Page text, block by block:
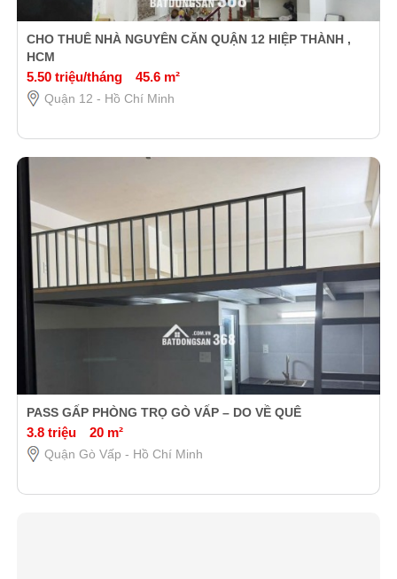
CHO THUÊ NHÀ NGUYÊN CĂN QUẬN 12 HIỆP THÀNH ,
HCM
5.50 triệu/tháng 45.6 m²
Quận 12 - Hồ Chí Minh
PASS GẤP PHÒNG TRỌ GÒ VẤP – DO VỀ QUÊ
3.8 triệu 20 m²
Quận Gò Vấp - Hồ Chí Minh